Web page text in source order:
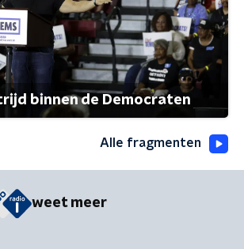
binnen de Democraten
Alle fragmenten
weet meer